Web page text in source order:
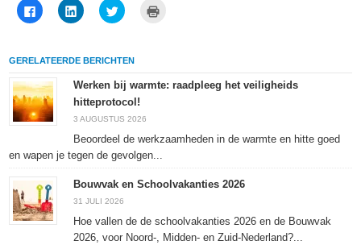
Klik
om
Facebook
(Wordt
een
nieuw
venster
geopend)
Klik
om
delen
(Wordt
een
nieuw
venster
geopend)
Klik
om
Twitter
(Wordt
een
nieuw
venster
geopend)
nieuw
GERELATEERDE BERICHTEN
Werken bij warmte: raadpleeg het veiligheids
hitteprotocol!
3 AUGUSTUS 2026
Beoordeel de werkzaamheden in de warmte en hitte goed
en wapen je tegen de gevolgen...
Bouwvak en Schoolvakanties 2026
31 JULI 2026
Hoe vallen de de schoolvakanties 2026 en de Bouwvak
2026, voor Noord-, Midden- en Zuid-Nederland?...